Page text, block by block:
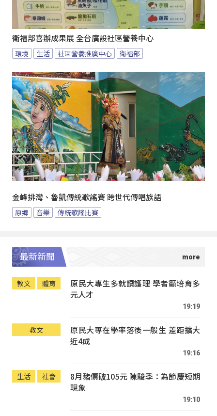
衛福部喜辦成果展 全台廣設社區營養中心
環境 生活 社區營養推廣中心 衛福部
金峰排灣、魯凱傳統歌謠賽 跨世代傳唱族語
原鄉 音樂 傳統歌謠比賽
最新新聞
教文 體育
原民大專生多就讀護理 學者籲培育多
元人才
19:19
教文
原民大專在學率落後一般生 差距擴大
近4成
19:16
生活 社會
8月豬價破105元 陳駿季：為節慶短期
現象
19:10